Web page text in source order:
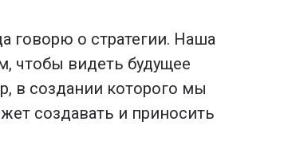
говорю о стратегии. Наша
чтобы видеть будущее
в создании которого мы
создавать и приносить